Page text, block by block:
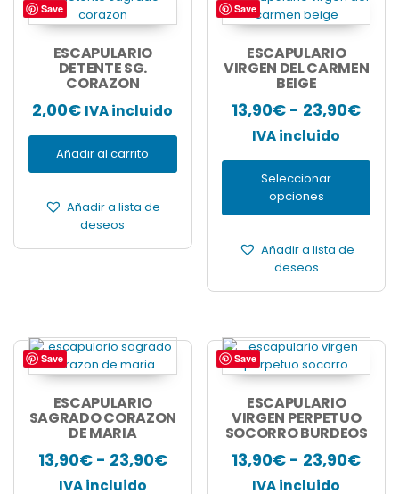
Save
ESCAPULARIO
DETENTE SG.
CORAZON
2,00€ IVA incluido
Añadir al carrito
Añadir a lista de
deseos
Save
ESCAPULARIO
VIRGEN DEL CARMEN
BEIGE
13,90€ - 23,90€
IVA incluido
Seleccionar
opciones
Este
producto
tiene
múltiples
variantes.
Las
opciones
la
producto
Añadir a lista de
deseos
Save
ESCAPULARIO
SAGRADO CORAZON
DE MARIA
13,90€ - 23,90€Rango
IVA incluido
Este
producto
tiene
múltiples
variantes.
Las
opciones
Save
ESCAPULARIO
VIRGEN PERPETUO
SOCORRO BURDEOS
13,90€ - 23,90€
IVA incluido
Este
producto
tiene
múltiples
variantes.
Las
opciones